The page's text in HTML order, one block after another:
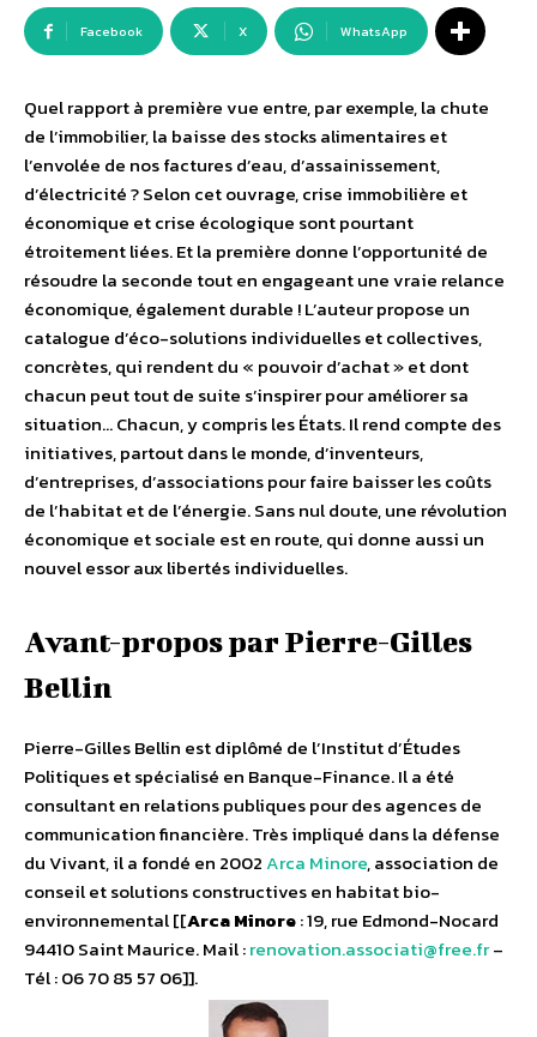
Facebook X WhatsApp
Quel rapport à première vue entre, par exemple, la chute
de l’immobilier, la baisse des stocks alimentaires et
l’envolée de nos factures d’eau, d’assainissement,
d’électricité ? Selon cet ouvrage, crise immobilière et
économique et crise écologique sont pourtant
étroitement liées. Et la première donne l’opportunité de
résoudre la seconde tout en engageant une vraie relance
économique, également durable ! L’auteur propose un
catalogue d’éco-solutions individuelles et collectives,
concrètes, qui rendent du « pouvoir d’achat » et dont
chacun peut tout de suite s’inspirer pour améliorer sa
situation… Chacun, y compris les États. Il rend compte des
initiatives, partout dans le monde, d’inventeurs,
d’entreprises, d’associations pour faire baisser les coûts
de l’habitat et de l’énergie. Sans nul doute, une révolution
économique et sociale est en route, qui donne aussi un
nouvel essor aux libertés individuelles.
Avant-propos par Pierre-Gilles
Bellin
Pierre-Gilles Bellin est diplômé de l’Institut d’Études
Politiques et spécialisé en Banque-Finance. Il a été
consultant en relations publiques pour des agences de
communication financière. Très impliqué dans la défense
du Vivant, il a fondé en 2002Arca Minore, association de
conseil et solutions constructives en habitat bio-
environnemental [[Arca Minore: 19, rue Edmond-Nocard
94410 Saint Maurice. Mail :renovation.associati@free.fr–
Tél : 06 70 85 57 06]].